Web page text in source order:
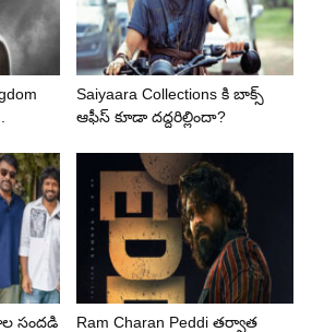
Saiyaara Collections కి బాక్స్
ఆఫీస్ కూడా దద్దరిల్లిందా?
సందడి
Ram Charan Peddi తర్వాత